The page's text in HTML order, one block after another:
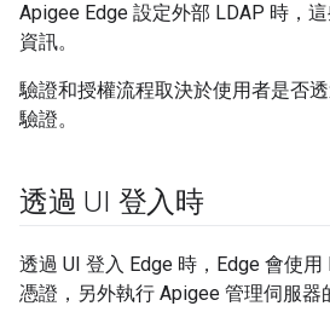
Apigee Edge 設定外部 LDAP 時，
資訊。
驗證和授權流程取決於使用者是否
驗證。
透過 UI 登入時
透過 UI 登入 Edge 時，Edge 會使
憑證，另外執行 Apigee 管理伺服器